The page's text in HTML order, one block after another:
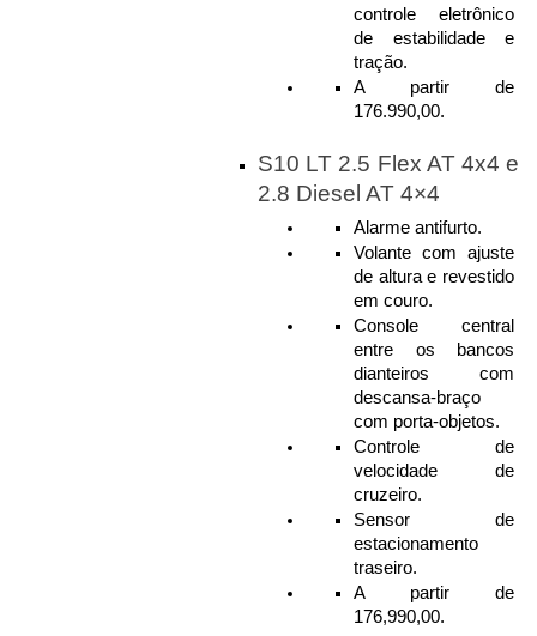
controle eletrônico
de estabilidade e
tração.
A partir de
176.990,00.
S10 LT 2.5 Flex AT 4x4 e
2.8 Diesel AT 4×4
Alarme antifurto.
Volante com ajuste
de altura e revestido
em couro.
Console central
entre os bancos
dianteiros com
descansa-braço
com porta-objetos.
Controle de
velocidade de
cruzeiro.
Sensor de
estacionamento
traseiro.
A partir de
176,990,00.